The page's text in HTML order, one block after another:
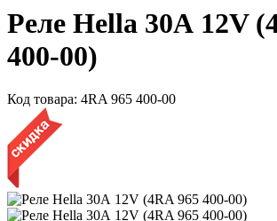
Реле Hella 30А 12V
400-00)
Код товара: 4RA 965 400-00